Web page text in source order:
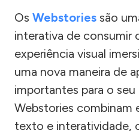
Os Webstories são
interativa de consumir
experiência visual
uma nova maneira de
importantes para o
Webstories combinam
texto e interatividade,